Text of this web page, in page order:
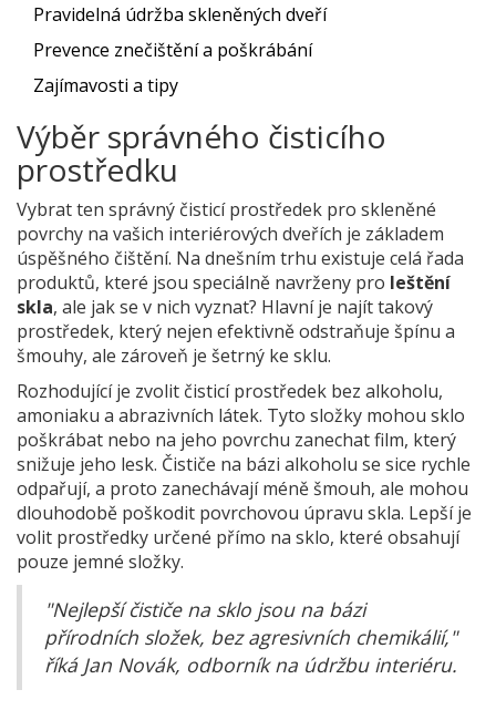
Pravidelná údržba skleněných dveří
Prevence znečištění a poškrábání
Zajímavosti a tipy
Výběr správného čisticího
prostředku
Vybrat ten správný čisticí prostředek pro skleněné
povrchy na vašich interiérových dveřích je základem
úspěšného čištění. Na dnešním trhu existuje celá řada
produktů, které jsou speciálně navrženy pro leštění
skla, ale jak se v nich vyznat? Hlavní je najít takový
prostředek, který nejen efektivně odstraňuje špínu a
šmouhy, ale zároveň je šetrný ke sklu.
Rozhodující je zvolit čisticí prostředek bez alkoholu,
amoniaku a abrazivních látek. Tyto složky mohou sklo
poškrábat nebo na jeho povrchu zanechat film, který
snižuje jeho lesk. Čističe na bázi alkoholu se sice rychle
odpařují, a proto zanechávají méně šmouh, ale mohou
dlouhodobě poškodit povrchovou úpravu skla. Lepší je
volit prostředky určené přímo na sklo, které obsahují
pouze jemné složky.
"Nejlepší čističe na sklo jsou na bázi
přírodních složek, bez agresivních chemikálií,"
říká Jan Novák, odborník na údržbu interiéru.